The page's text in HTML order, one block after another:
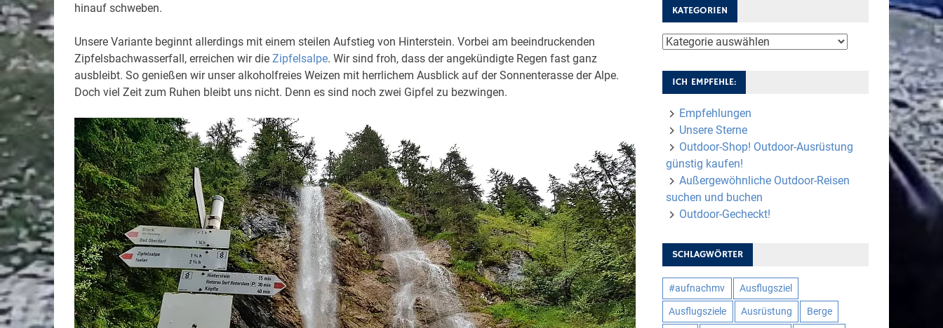
hinauf schweben.
Unsere Variante beginnt allerdings mit einem steilen Aufstieg von Hinterstein. Vorbei am beeindruckenden
Zipfelsbachwasserfall, erreichen wir die Zipfelsalpe. Wir sind froh, dass der angekündigte Regen fast ganz
ausbleibt. So genießen wir unser alkoholfreies Weizen mit herrlichem Ausblick auf der Sonnenterasse der Alpe.
Doch viel Zeit zum Ruhen bleibt uns nicht. Denn es sind noch zwei Gipfel zu bezwingen.
KATEGORIEN
Kategorien
ICH EMPFEHLE:
Empfehlungen
Unsere Sterne
Outdoor-Shop! Outdoor-Ausrüstung
günstig kaufen!
Außergewöhnliche Outdoor-Reisen
suchen und buchen
Outdoor-Gecheckt!
SCHLAGWÖRTER
#aufnachmv Ausflugsziel
Ausflugsziele Ausrüstung Berge